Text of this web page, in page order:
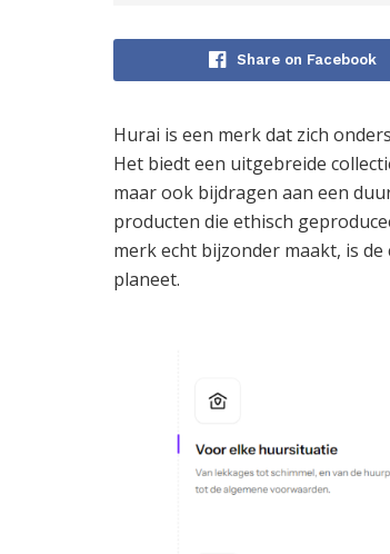
Share on Facebook
Hurai is een merk dat zich
Het biedt een uitgebreide
maar ook bijdragen aan een
producten die ethisch
merk echt bijzonder maakt, is
planeet.